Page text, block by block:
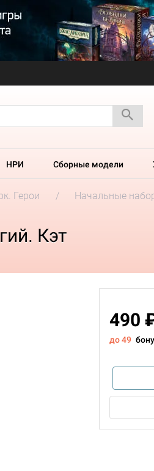
НРИ Сборные модели
Герои
Начальные
Кэт
490
до 49